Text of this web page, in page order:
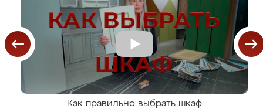
Как правильно выбрать шкаф